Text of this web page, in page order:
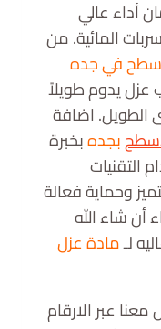
أداء عالي
المائية. من
في جده
عزل يدوم طويلاً
الطويل. اضافة
بجدهبخبرة
التقنيات
وحماية فعالة
أن شاء الله
لـمادة عزل
عبر الارقام